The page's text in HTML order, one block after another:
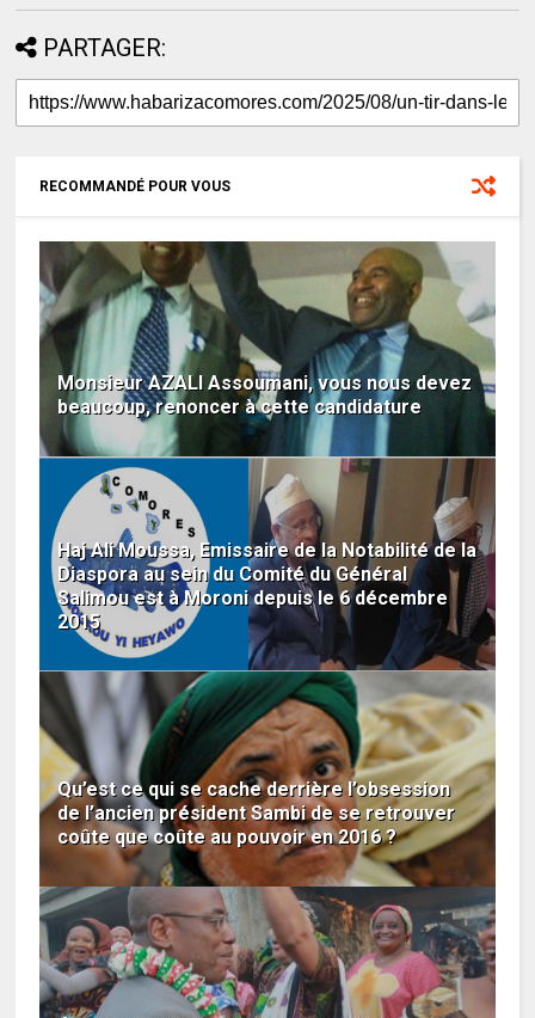
PARTAGER:
RECOMMANDÉ POUR VOUS
Monsieur AZALI Assoumani, vous nous devez
beaucoup, renoncer à cette candidature
Haj Ali Moussa, Emissaire de la Notabilité de la
Diaspora au sein du Comité du Général
Salimou est à Moroni depuis le 6 décembre
2015
Qu’est ce qui se cache derrière l’obsession
de l’ancien président Sambi de se retrouver
coûte que coûte au pouvoir en 2016 ?